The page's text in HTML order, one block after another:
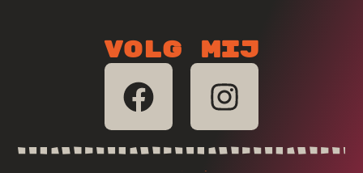
Volg mij